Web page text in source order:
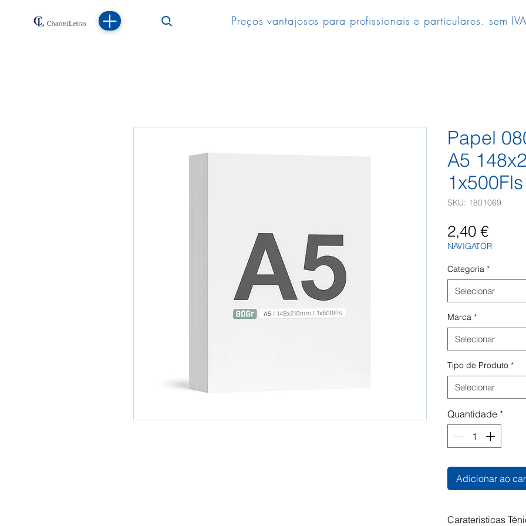
Preços vantajosos para profissionais e particulares. sem
Papel
A5
1x500Fls
SKU: 1801069
2,40 €Preço
NAVIGATOR
Categoria *
Selecionar
Marca *
Selecionar
Tipo de Produto *
Selecionar
Quantidade *
Adicionar ao
Carateristicas